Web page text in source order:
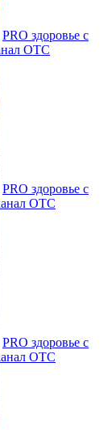
PRO здоровье с
ОТС
PRO здоровье с
ОТС
PRO здоровье с
ОТС